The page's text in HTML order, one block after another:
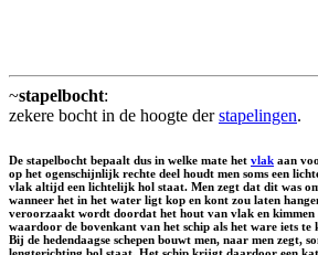
~stapelbocht:
zekere bocht in de hoogte derstapelingen.
De stapelbocht bepaalt dus in welke mate het vlak aan
op het ogenschijnlijk rechte deel houdt men soms een
vlak altijd een lichtelijk hol staat. Men zegt dat dit was
wanneer het in het water ligt kop en kont zou laten
veroorzaakt wordt doordat het hout van vlak en
waardoor de bovenkant van het schip als het ware iets
Bij de hedendaagse schepen bouwt men, naar men zegt,
lengterichting bol staat. Het schip krijgt daardoor een